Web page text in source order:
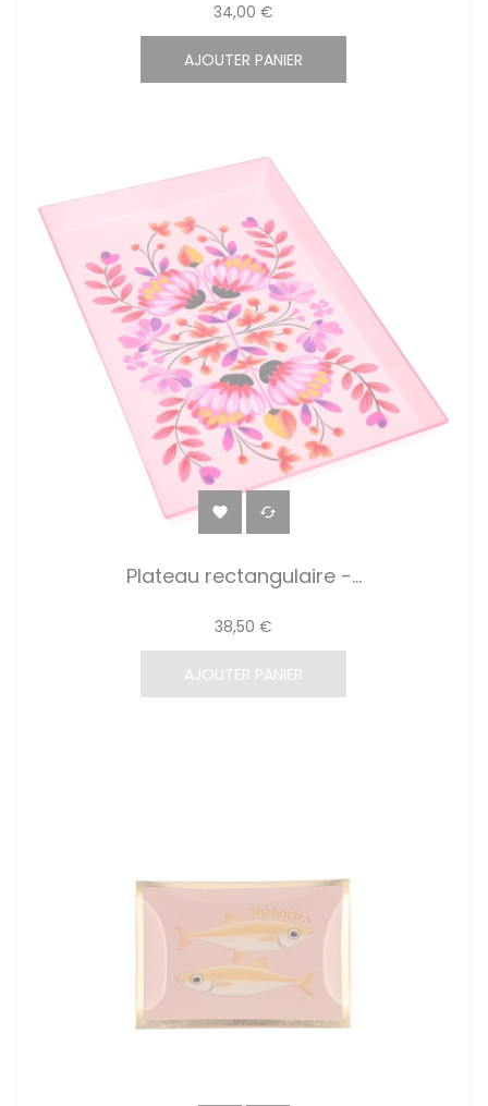
34,00 €
AJOUTER PANIER
 
Plateau rectangulaire -...
38,50 €
AJOUTER PANIER